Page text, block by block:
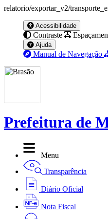
relatorio/exportar_v2/
Acessibilidade
Contraste
Ajuda
Manual de Navegação
Prefeitura de
Menu
Transparência
Diário Oficial
Nota Fiscal